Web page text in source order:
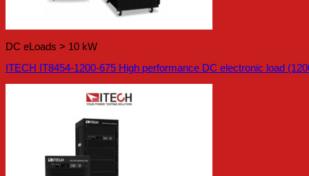
DC eLoads > 10 kW
ITECH IT8454-1200-675 High performance DC electronic load